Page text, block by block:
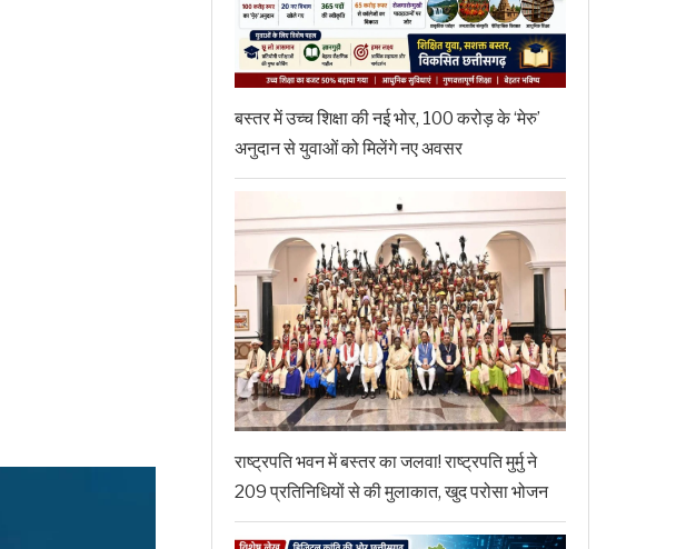
बस्तर में उच्च शिक्षा की नई भोर, 100 करोड़ के ‘मेरु’
अनुदान से युवाओं को मिलेंगे नए अवसर
राष्ट्रपति भवन में बस्तर का जलवा! राष्ट्रपति मुर्मु ने
209 प्रतिनिधियों से की मुलाकात, खुद परोसा भोजन